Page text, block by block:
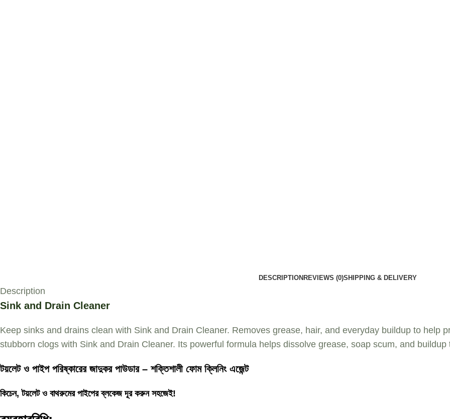
DESCRIPTION REVIEWS (0)SHIPPING & DELIVERY
Description
Sink and Drain Cleaner
Keep sinks and drains clean with Sink and Drain Cleaner. Removes grease, hair, and everyday buildup to help
stubborn clogs with Sink and Drain Cleaner. Its powerful formula helps dissolve grease, soap scum, and
টয়লেট ও পাইপ পরিষ্কারের জাদুকর পাউডার – শক্তিশালী ফোম ক্লিনিং এজেন্ট
কিচেন, টয়লেট ও বাথরুমের পাইপের ব্লকেজ দূর করুন সহজেই!